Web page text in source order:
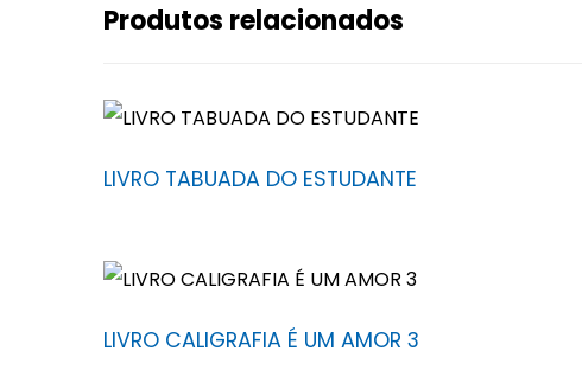
Produtos relacionados
LIVRO TABUADA DO ESTUDANTE
LIVRO CALIGRAFIA É UM AMOR 3